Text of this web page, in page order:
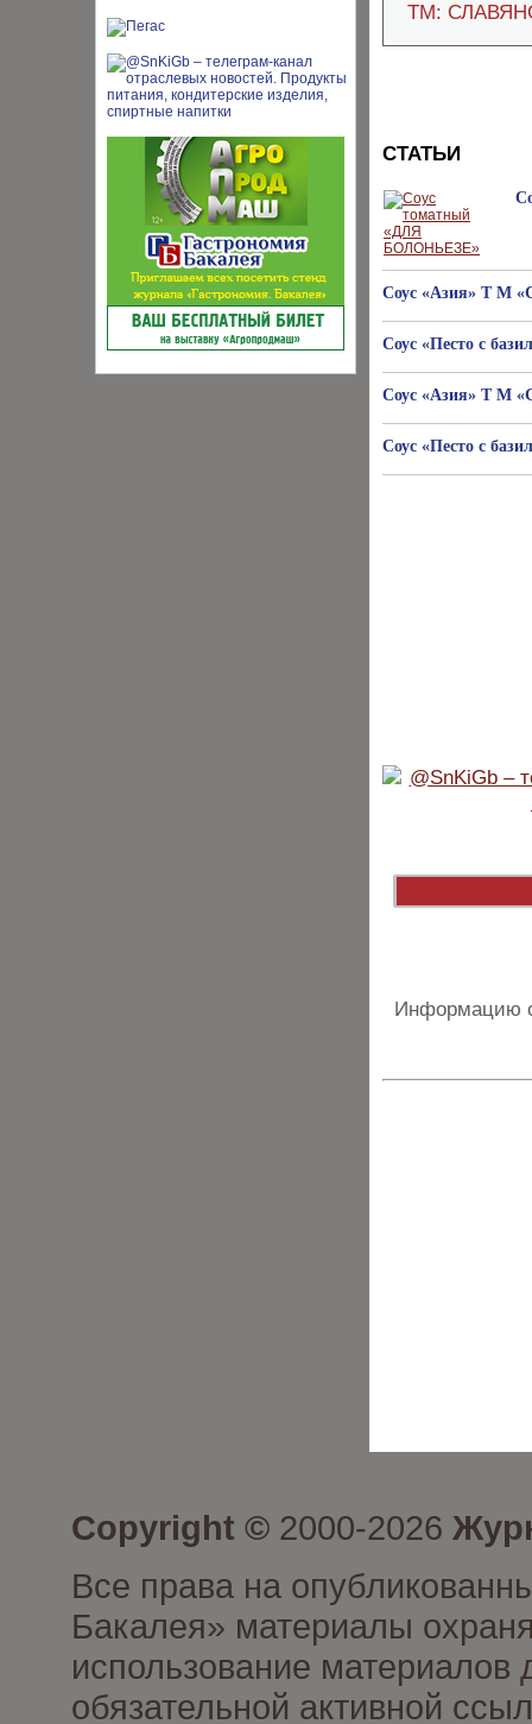
ТМ:
СТАТЬИ
Соус «Азия» Т М
Соус «Песто с
Соус «Азия» Т М
Соус «Песто с
Информацию
Copyright © 2000-2026
Все права на
Бакалея» материалы
использование материалов
обязательной активной